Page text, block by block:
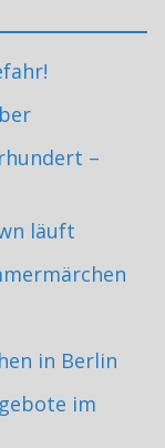
–
läuft
in Berlin
im